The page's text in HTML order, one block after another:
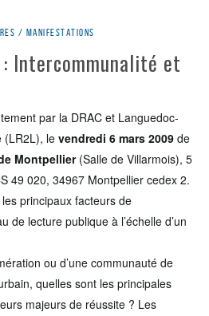
/ manifestations
: Intercommunalité et
par la DRAC et Languedoc-
(LR2L), le vendredi 6 mars 2009 de
Montpellier(Salle de Villarmois), 5
49 020, 34967 Montpellier cedex 2.
principaux facteurs de
de lecture publique à l’échelle d’un
ou d’une communauté de
quelles sont les principales
majeurs de réussite ? Les